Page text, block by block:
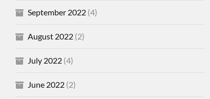
September 2022(4)
August 2022(2)
July 2022(4)
June 2022(2)